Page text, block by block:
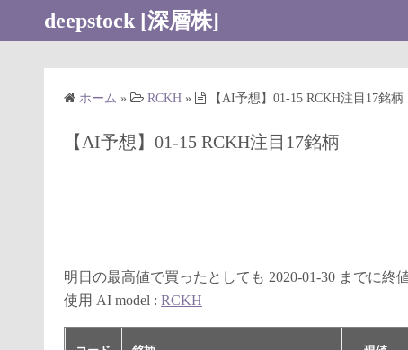
deepstock [深層株]
ホーム » RCKH » 【AI予想】01-15 RCKH注目17銘柄
【AI予想】01-15 RCKH注目17銘柄
明日の最高値で買ったとしても 2020-01-30 までに終
使用 AI model : RCKH